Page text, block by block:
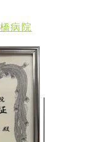
病院